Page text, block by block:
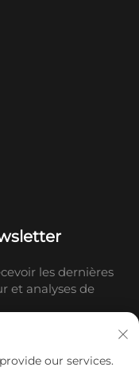
les dernières
et analyses de
our services.